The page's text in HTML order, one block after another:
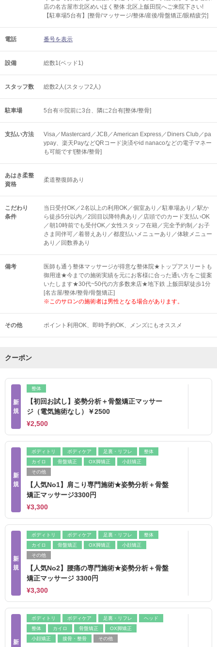
店の名古屋市北区めいほく整体 北区上飯田院へご来院下さい!
【駐車場5台有】[整骨/マッサージ/整体/産後/骨盤矯正/眼精疲労]
電話 番号を表示
設備 総数1(ベッド1)
スタッフ数 総数2人(スタッフ2人)
駐車場 5台有※院前に3台、隣に2台有[整体/整骨]
支払い方法
Visa／Mastercard／JCB／American Express／Diners Club／pa
ypay、楽天PayなどQRコード決済やid nanacoなどの電子マネー
も可能です![整体/整骨]
あはき柔整
資格
柔道整復師あり
こだわり
条件
当日受付OK／2名以上の利用OK／個室あり／駐車場あり／駅か
ら徒歩5分以内／2回目以降特典あり／店頭でのカード支払いOK
／朝10時前でも受付OK／女性スタッフ在籍／完全予約制／お子
さま同伴可／着替えあり／都度払いメニューあり／体験メニュー
あり／回数券あり
備考
医師も通う整体マッサージが得意な整体院★トップアスリートも
御用達★今までの施術実績を元にお客様に合った通い方をご提案
いたします★30代~50代の方多数来店★地下鉄 上飯田駅徒歩1分
[名古屋/整体/整骨/骨盤矯正]
※このサロンの施術者は男性となる場合があります。
その他 ポイント利用OK 即時予約OK メンズにもオススメ
クーポン
新
規
整体
【初回お試し】姿勢分析＋骨盤矯正マッサー
ジ（電気施術なし）￥2500
¥2,500
新
規
ボディトリ ボディケア 足裏・リフレ
整体
カイロ
骨盤矯正 OX脚矯正
小顔矯正
その他
【人気No1】肩こり専門施術★姿勢分析＋骨盤
矯正マッサージ3300円
¥3,300
新
規
ボディトリ ボディケア 足裏・リフレ
整体
カイロ
骨盤矯正 OX脚矯正
小顔矯正
その他
【人気No2】腰痛の専門施術★姿勢分析＋骨盤
矯正マッサージ 3300円
¥3,300
新
ボディトリ ボディケア 足裏・リフレ
ヘッド
整体
カイロ 骨盤矯正
OX脚矯正
小顔矯正
接骨・整骨 その他